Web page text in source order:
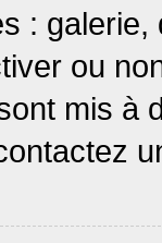
:
ou
mis à